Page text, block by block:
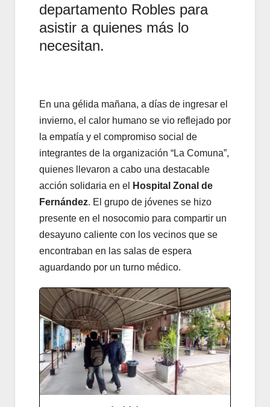
departamento Robles para
asistir a quienes más lo
necesitan.
En una gélida mañana, a días de ingresar el
invierno, el calor humano se vio reflejado por
la empatía y el compromiso social de
integrantes de la organización “La Comuna”,
quienes llevaron a cabo una destacable
acción solidaria en el
Hospital Zonal de
Fernández. El grupo de jóvenes se hizo
presente en el nosocomio para compartir un
desayuno caliente con los vecinos que se
encontraban en las salas de espera
aguardando por un turno médico.